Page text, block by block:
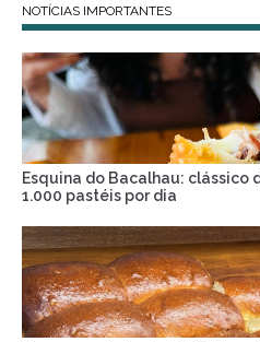
NOTÍCIAS IMPORTANTES
Esquina do Bacalhau: clássico
1.000 pastéis por dia